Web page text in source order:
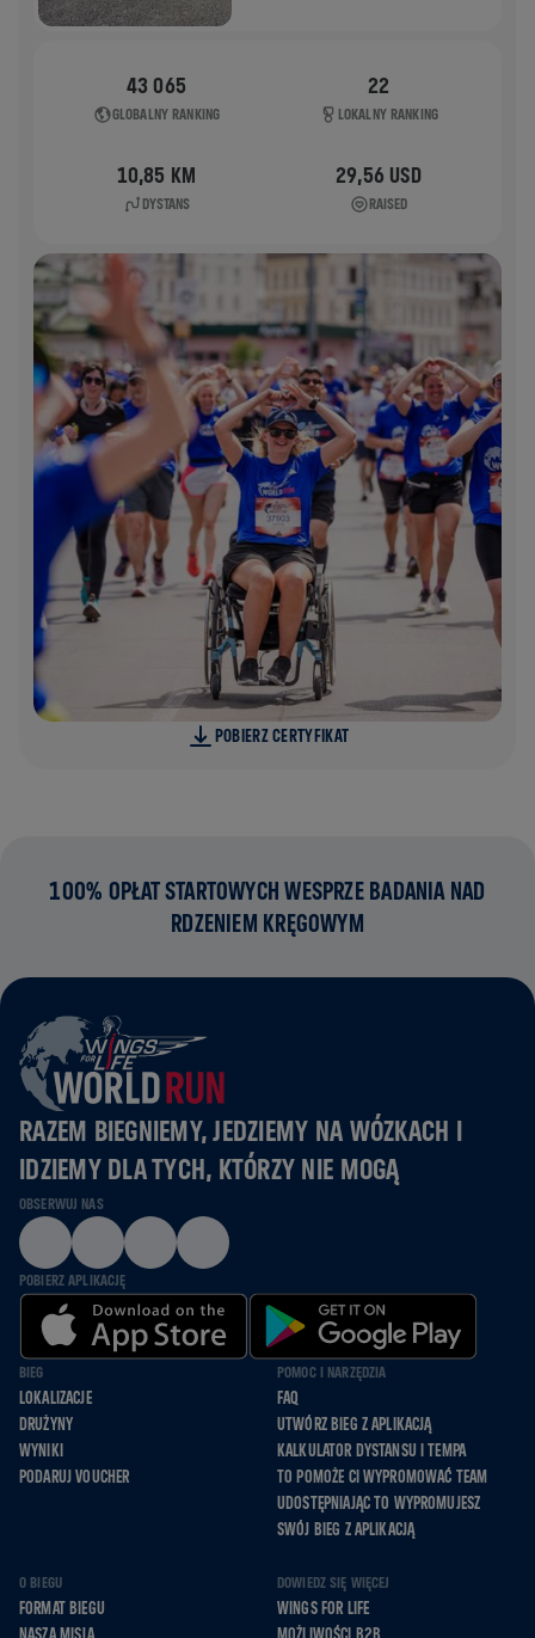
43 065
GLOBALNY RANKING
22
LOKALNY RANKING
10,85 KM
DYSTANS
29,56 USD
RAISED
POBIERZ CERTYFIKAT
100% OPŁAT STARTOWYCH WESPRZE BADANIA NAD
RDZENIEM KRĘGOWYM
RAZEM BIEGNIEMY, JEDZIEMY NA WÓZKACH I
IDZIEMY DLA TYCH, KTÓRZY NIE MOGĄ
OBSERWUJ NAS
POBIERZ APLIKACJĘ
BIEG
LOKALIZACJE
DRUŻYNY
WYNIKI
PODARUJ VOUCHER
POMOC I NARZĘDZIA
FAQ
UTWÓRZ BIEG Z APLIKACJĄ
KALKULATOR DYSTANSU I TEMPA
TO POMOŻE CI WYPROMOWAĆ TEAM
UDOSTĘPNIAJĄC TO WYPROMUJESZ
SWÓJ BIEG Z APLIKACJĄ
O BIEGU
FORMAT BIEGU
DOWIEDZ SIĘ WIĘCEJ
WINGS FOR LIFE